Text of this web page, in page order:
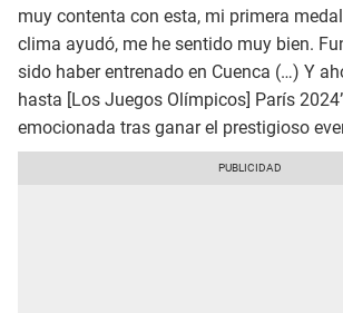
muy contenta con esta, mi primera
clima ayudó, me he sentido muy bien.
sido haber entrenado en Cuenca (…) Y
hasta [Los Juegos Olímpicos] París
emocionada tras ganar el prestigioso